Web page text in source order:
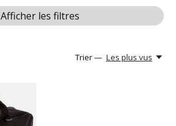
Afficher les filtres
Trier — Les plus vus